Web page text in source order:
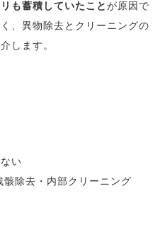
も蓄積していたこと が原因で
、異物除去とクリーニングの
します。
い
骸除去・内部クリーニング